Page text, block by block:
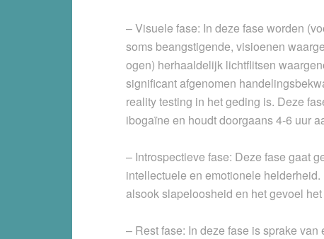
– Visuele fase: In deze fase worden
soms beangstigende, visioenen
ogen) herhaaldelijk lichtflitsen
significant afgenomen
reality testing in het geding is. Deze
ibogaïne en houdt doorgaans 4-6 uur
– Introspectieve fase: Deze fase gaat
intellectuele en emotionele
alsook slapeloosheid en het gevoel
– Rest fase: In deze fase is sprake